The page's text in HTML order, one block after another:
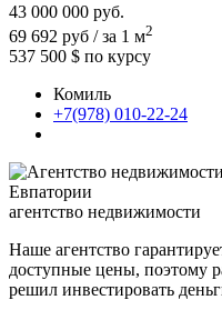
43 000 000 руб.
69 692 руб / за 1 м2
537 500 $ по курсу
Комиль
+7(978) 010-22-24
агентство недвижимости
Наше агентство
доступные цены, поэтому
решил инвестировать